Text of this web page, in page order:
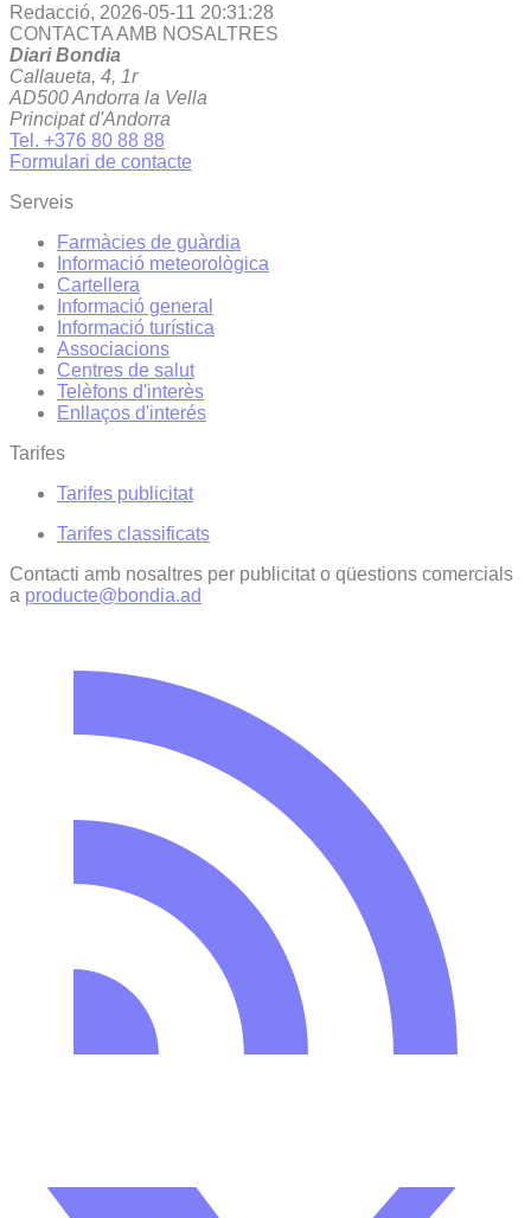
Redacció, 2026-05-11 20:31:28
CONTACTA AMB NOSALTRES
Diari Bondia
Callaueta, 4, 1r
AD500 Andorra la Vella
Principat d'Andorra
Tel. +376 80 88 88
Formulari de contacte
Serveis
Farmàcies de guàrdia
Informació meteorològica
Cartellera
Informació general
Informació turística
Associacions
Centres de salut
Telèfons d'interès
Enllaços d'interés
Tarifes
Tarifes publicitat
Tarifes classificats
Contacti amb nosaltres per publicitat o qüestions comercials
a producte@bondia.ad